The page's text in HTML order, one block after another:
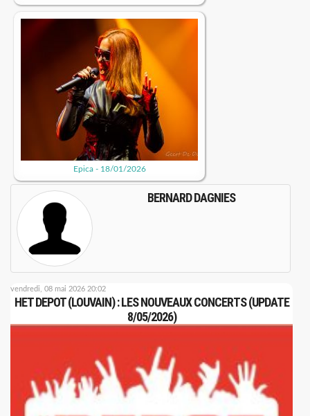
Epica - 18/01/2026
BERNARD DAGNIES
vendredi, 08 mai 2026 20:02
HET DEPOT (LOUVAIN) : LES NOUVEAUX CONCERTS (UPDATE
8/05/2026)